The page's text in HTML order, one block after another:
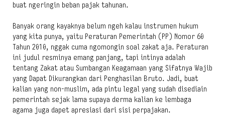
buat ngeringin beban pajak tahunan.
Banyak orang kayaknya belum ngeh kalau instrumen hukum
yang kita punya, yaitu Peraturan Pemerintah (PP) Nomor 60
Tahun 2010, nggak cuma ngomongin soal zakat aja. Peraturan
ini judul resminya emang panjang, tapi intinya adalah
tentang Zakat atau Sumbangan Keagamaan yang Sifatnya Wajib
yang Dapat Dikurangkan dari Penghasilan Bruto. Jadi, buat
kalian yang non-muslim, ada pintu legal yang sudah disediain
pemerintah sejak lama supaya derma kalian ke lembaga
agama juga dapet apresiasi dari sisi perpajakan.